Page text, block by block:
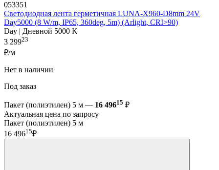
053351
Светодиодная лента герметичная LUNA-X960-D8mm 24V
Day5000 (8 W/m, IP65, 360deg, 5m) (Arlight, CRI>90)
Day | Дневной 5000 K
3 29923
₽/м
Нет в наличии
Под заказ
Пакет (полиэтилен) 5 м — 16 49615 ₽
Актуальная цена по запросу
Пакет (полиэтилен) 5 м
16 49615₽